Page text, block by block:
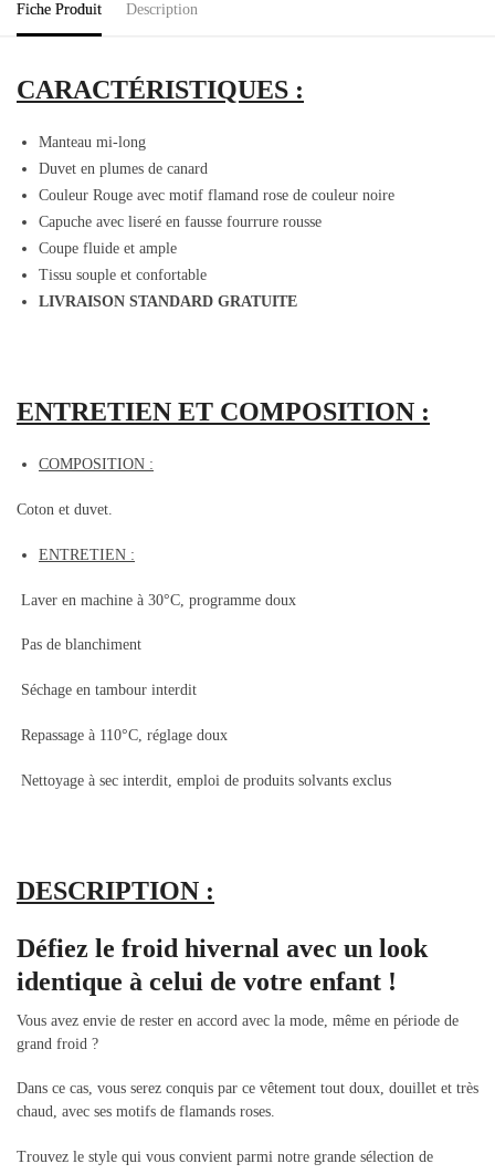
Fiche Produit Description
CARACTÉRISTIQUES :
Manteau mi-long
Duvet en plumes de canard
Couleur Rouge avec motif flamand rose de couleur noire
Capuche avec liseré en fausse fourrure rousse
Coupe fluide et ample
Tissu souple et confortable
LIVRAISON STANDARD GRATUITE
ENTRETIEN ET COMPOSITION :
COMPOSITION :
Coton et duvet.
ENTRETIEN :
Laver en machine à 30°C, programme doux
Pas de blanchiment
Séchage en tambour interdit
Repassage à 110°C, réglage doux
Nettoyage à sec interdit, emploi de produits solvants exclus
DESCRIPTION :
Défiez le froid hivernal avec un look
identique à celui de votre enfant !
Vous avez envie de rester en accord avec la mode, même en période de
grand froid ?
Dans ce cas, vous serez conquis par ce vêtement tout doux, douillet et très
chaud, avec ses motifs de flamands roses.
Trouvez le style qui vous convient parmi notre grande sélection de